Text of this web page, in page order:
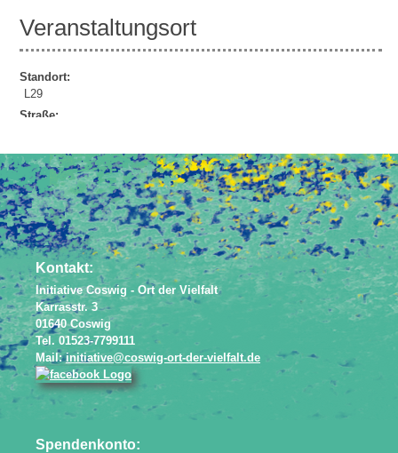
Veranstaltungsort
Standort:
L29
Straße:
Powered byJEM
Kontakt:
Initiative Coswig - Ort der Vielfalt
Karrasstr. 3
01640 Coswig
Tel. 01523-7799111
Mail:initiative@coswig-ort-der-vielfalt.de
Spendenkonto: